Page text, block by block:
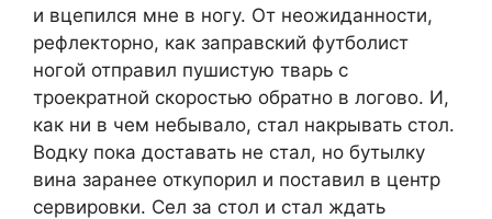
и вцепился мне в ногу. От неожиданности,
рефлекторно, как заправский футболист
ногой отправил пушистую тварь с
троекратной скоростью обратно в логово. И,
как ни в чем небывало, стал накрывать стол.
Водку пока доставать не стал, но бутылку
вина заранее откупорил и поставил в центр
сервировки. Сел за стол и стал ждать